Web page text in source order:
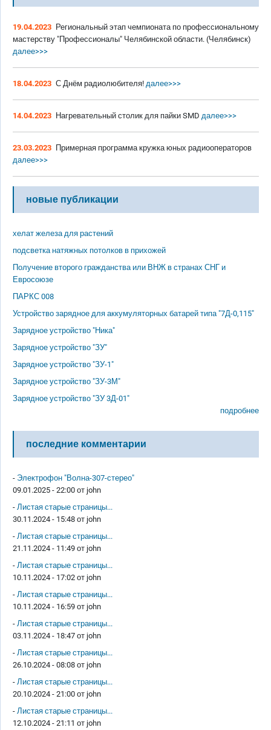
19.04.2023 Региональный этап чемпионата по профессиональному
мастерству "Профессионалы" Челябинской области. (Челябинск)
далее>>>
18.04.2023 С Днём радиолюбителя! далее>>>
14.04.2023 Нагревательный столик для пайки SMD далее>>>
23.03.2023 Примерная программа кружка юных радиооператоров
далее>>>
новые публикации
хелат железа для растений
подсветка натяжных потолков в прихожей
Получение второго гражданства или ВНЖ в странах СНГ и
Евросоюзе
ПАРКС 008
Устройство зарядное для аккумуляторных батарей типа "7Д-0,115"
Зарядное устройство "Ника"
Зарядное устройство "ЗУ"
Зарядное устройство "ЗУ-1"
Зарядное устройство "ЗУ-3М"
Зарядное устройство "ЗУ 3Д-01"
подробнее
последние комментарии
- Электрофон "Волна-307-стерео"
09.01.2025 - 22:00 от john
- Листая старые страницы...
30.11.2024 - 15:48 от john
- Листая старые страницы...
21.11.2024 - 11:49 от john
- Листая старые страницы...
10.11.2024 - 17:02 от john
- Листая старые страницы...
10.11.2024 - 16:59 от john
- Листая старые страницы...
03.11.2024 - 18:47 от john
- Листая старые страницы...
26.10.2024 - 08:08 от john
- Листая старые страницы...
20.10.2024 - 21:00 от john
- Листая старые страницы...
12.10.2024 - 21:11 от john